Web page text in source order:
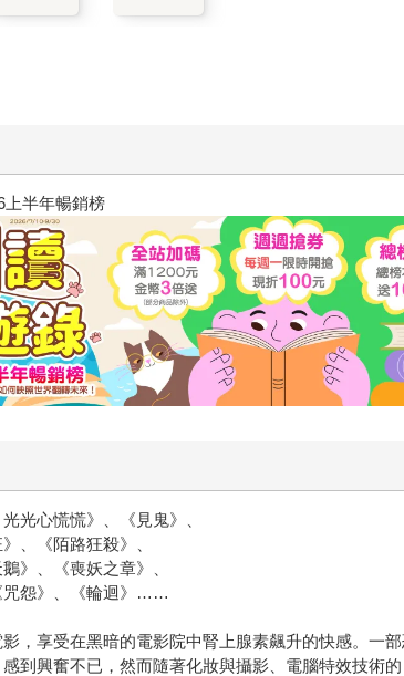
上半年暢銷榜
光心慌慌》、《見鬼》、
、《陌路狂殺》、
》、《喪妖之章》、
咒怨》、《輪迴》……
，享受在黑暗的電影院中腎上腺素飆升的快感。一
感到興奮不已，然而隨著化妝與攝影、電腦特效技